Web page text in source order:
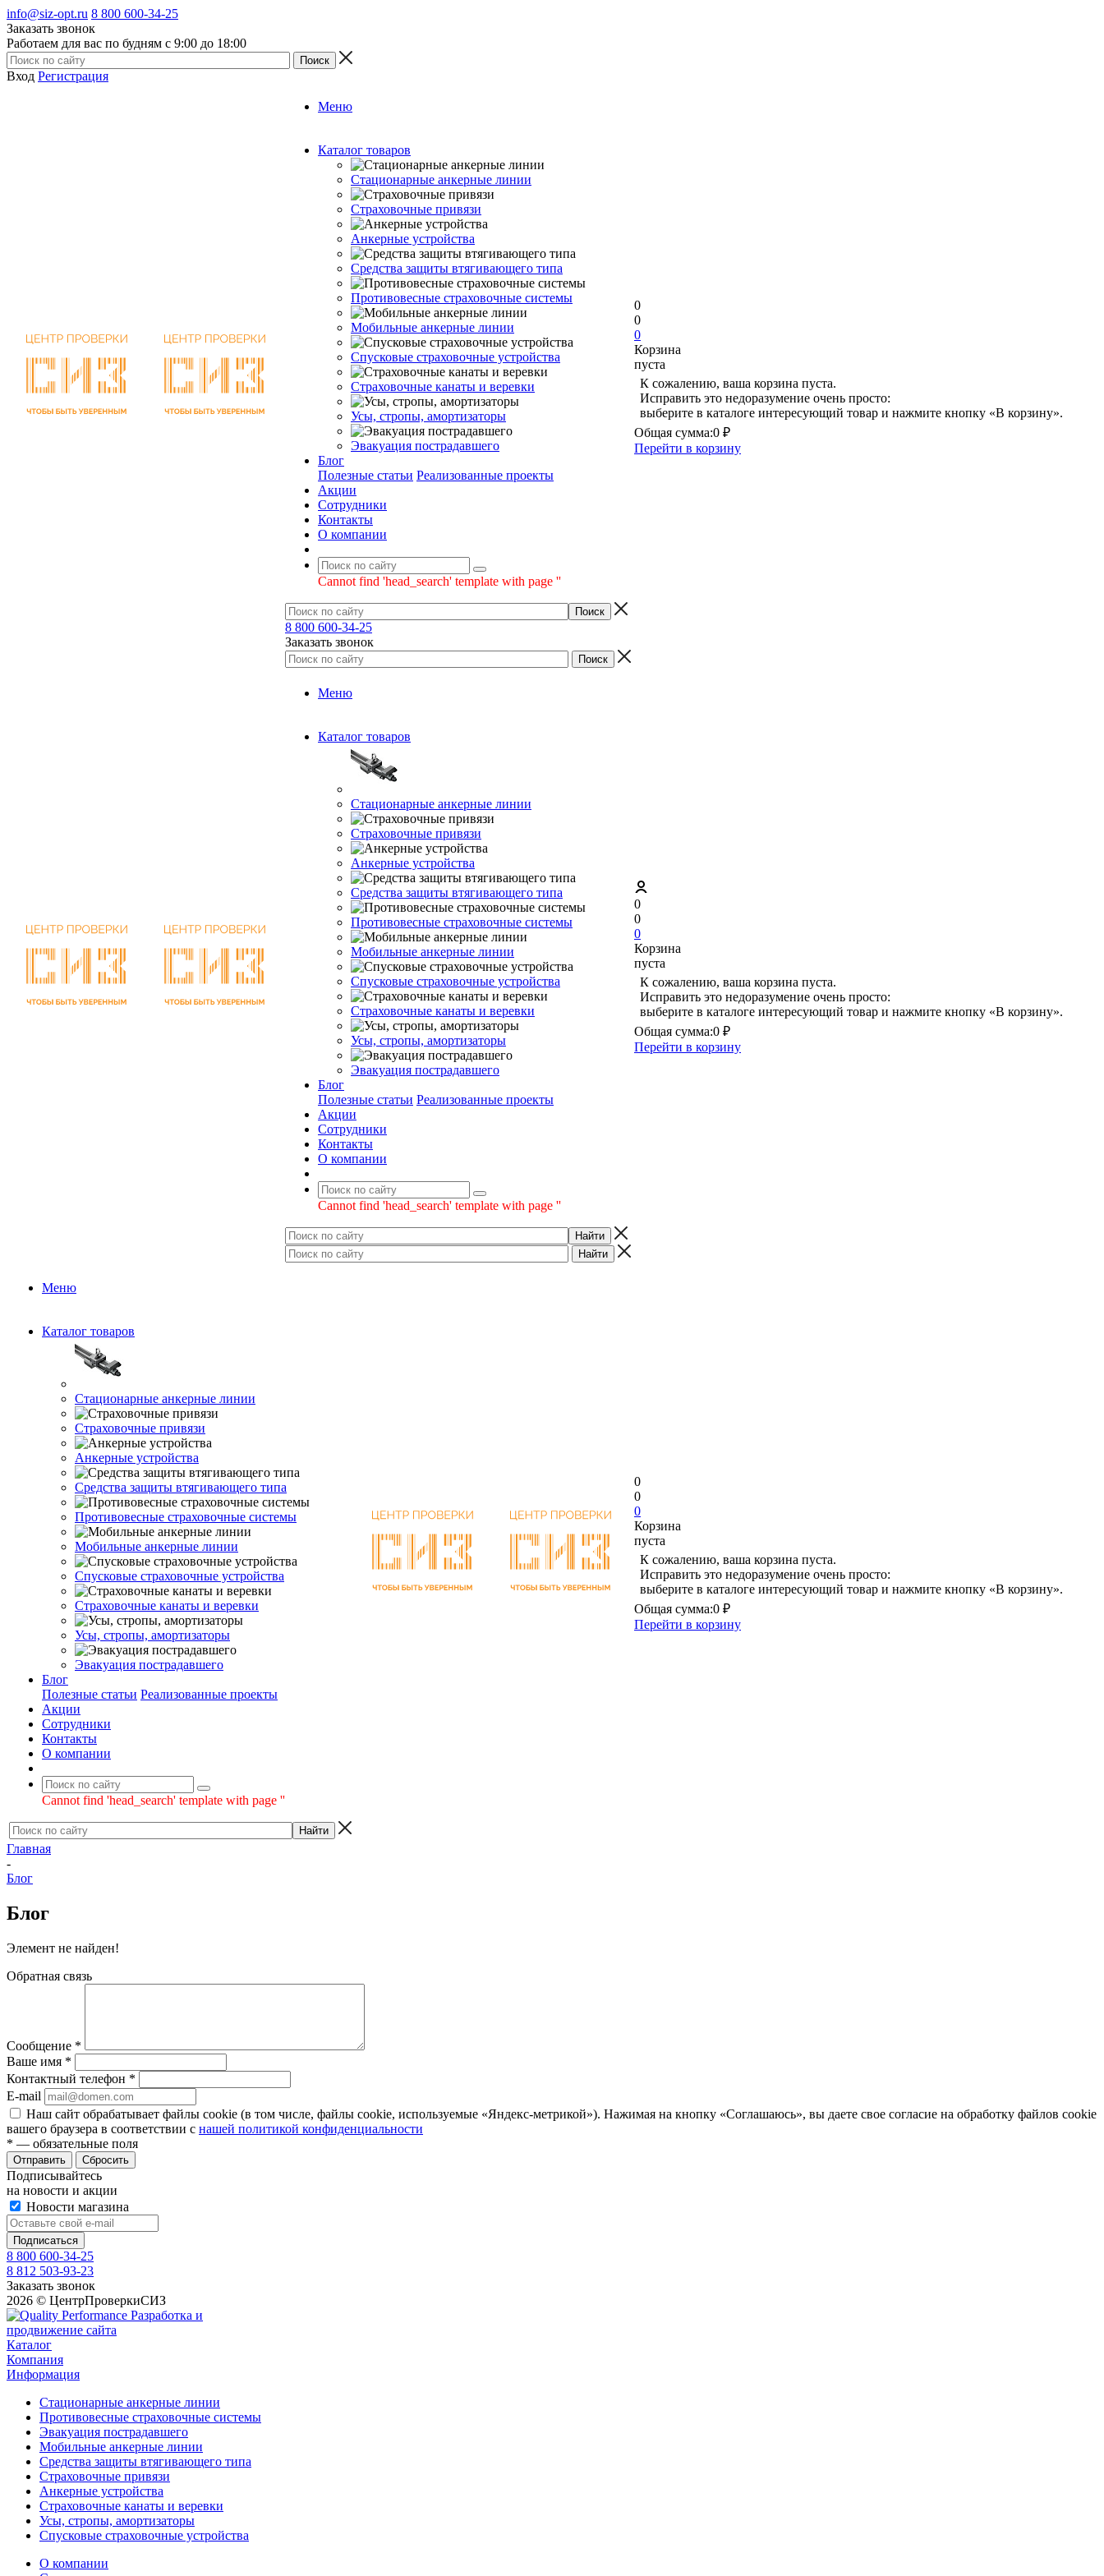
info@siz-opt.ru 8 800 600-34-25
Заказать звонок
Работаем для вас по будням с 9:00 до 18:00
Вход Регистрация
Меню
Каталог товаров
Стационарные анкерные линии
Страховочные привязи
Анкерные устройства
Средства защиты втягивающего типа
Противовесные страховочные системы
Мобильные анкерные линии
Спусковые страховочные устройства
Страховочные канаты и веревки
Усы, стропы, амортизаторы
Эвакуация пострадавшего
Блог
Полезные статьи Реализованные проекты
Акции
Сотрудники
Контакты
О компании
Cannot find 'head_search' template with page ''
8 800 600-34-25
Заказать звонок
0
0
0
Корзина
пуста
К сожалению, ваша корзина пуста.
Исправить это недоразумение очень просто:
выберите в каталоге интересующий товар и нажмите кнопку «В корзину».
Общая сумма:0 ₽
Перейти в корзину
Меню
Каталог товаров
Стационарные анкерные линии
Страховочные привязи
Анкерные устройства
Средства защиты втягивающего типа
Противовесные страховочные системы
Мобильные анкерные линии
Спусковые страховочные устройства
Страховочные канаты и веревки
Усы, стропы, амортизаторы
Эвакуация пострадавшего
Блог
Полезные статьи Реализованные проекты
Акции
Сотрудники
Контакты
О компании
Cannot find 'head_search' template with page ''
0
0
0
Корзина
пуста
К сожалению, ваша корзина пуста.
Исправить это недоразумение очень просто:
выберите в каталоге интересующий товар и нажмите кнопку «В корзину».
Общая сумма:0 ₽
Перейти в корзину
Меню
Каталог товаров
Стационарные анкерные линии
Страховочные привязи
Анкерные устройства
Средства защиты втягивающего типа
Противовесные страховочные системы
Мобильные анкерные линии
Спусковые страховочные устройства
Страховочные канаты и веревки
Усы, стропы, амортизаторы
Эвакуация пострадавшего
Блог
Полезные статьи Реализованные проекты
Акции
Сотрудники
Контакты
О компании
Cannot find 'head_search' template with page ''
0
0
0
Корзина
пуста
К сожалению, ваша корзина пуста.
Исправить это недоразумение очень просто:
выберите в каталоге интересующий товар и нажмите кнопку «В корзину».
Общая сумма:0 ₽
Перейти в корзину
Главная
-
Блог
Блог
Элемент не найден!
Обратная связь
Сообщение *
Ваше имя *
Контактный телефон *
E-mail
Наш сайт обрабатывает файлы cookie (в том числе, файлы cookie, используемые «Яндекс-метрикой»). Нажимая на кнопку «Соглашаюсь», вы даете свое согласие на обработку файлов cookie
вашего браузера в соответствии с нашей политикой конфиденциальности
* — обязательные поля
Отправить Сбросить
Подписывайтесь
на новости и акции
Новости магазина
8 800 600-34-25
8 812 503-93-23
Заказать звонок
2026 © ЦентрПроверкиСИЗ
Разработка и
продвижение сайта
Каталог
Компания
Информация
Стационарные анкерные линии
Противовесные страховочные системы
Эвакуация пострадавшего
Мобильные анкерные линии
Средства защиты втягивающего типа
Страховочные привязи
Анкерные устройства
Страховочные канаты и веревки
Усы, стропы, амортизаторы
Спусковые страховочные устройства
О компании